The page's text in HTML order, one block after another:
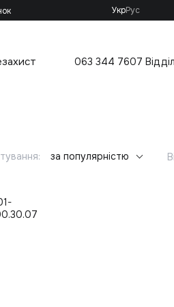
УкрРус
063 344 7607
за популярністю